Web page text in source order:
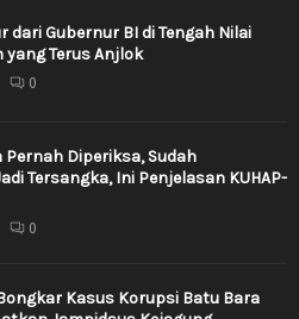
dari Gubernur BI di Tengah Nilai
yang Terus Anjlok
0
Pernah Diperiksa, Sudah
Tersangka, Ini Penjelasan KUHAP-
0
Kasus Korupsi Batu Bara